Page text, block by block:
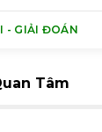
- GIẢI ĐOÁN
Tâm